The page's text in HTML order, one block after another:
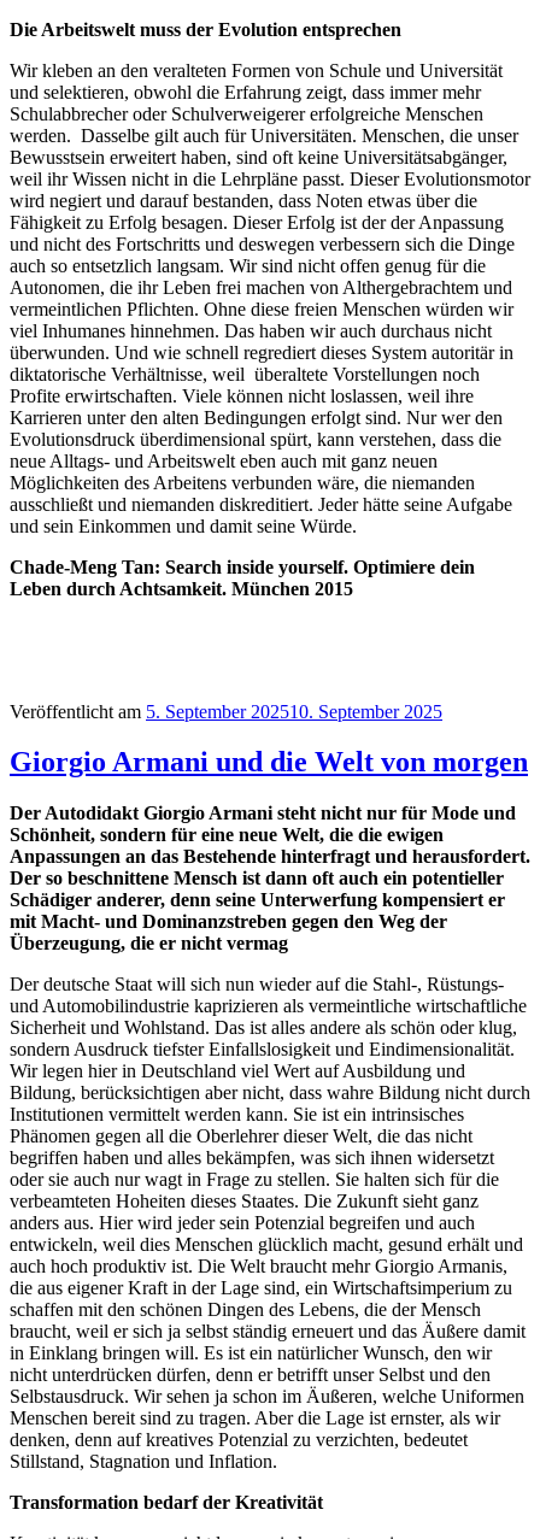
Die Arbeitswelt muss der Evolution entsprechen
Wir kleben an den veralteten Formen von Schule und Universität
und selektieren, obwohl die Erfahrung zeigt, dass immer mehr
Schulabbrecher oder Schulverweigerer erfolgreiche Menschen
werden. Dasselbe gilt auch für Universitäten. Menschen, die unser
Bewusstsein erweitert haben, sind oft keine Universitätsabgänger,
weil ihr Wissen nicht in die Lehrpläne passt. Dieser Evolutionsmotor
wird negiert und darauf bestanden, dass Noten etwas über die
Fähigkeit zu Erfolg besagen. Dieser Erfolg ist der der Anpassung
und nicht des Fortschritts und deswegen verbessern sich die Dinge
auch so entsetzlich langsam. Wir sind nicht offen genug für die
Autonomen, die ihr Leben frei machen von Althergebrachtem und
vermeintlichen Pflichten. Ohne diese freien Menschen würden wir
viel Inhumanes hinnehmen. Das haben wir auch durchaus nicht
überwunden. Und wie schnell regrediert dieses System autoritär in
diktatorische Verhältnisse, weil überaltete Vorstellungen noch
Profite erwirtschaften. Viele können nicht loslassen, weil ihre
Karrieren unter den alten Bedingungen erfolgt sind. Nur wer den
Evolutionsdruck überdimensional spürt, kann verstehen, dass die
neue Alltags- und Arbeitswelt eben auch mit ganz neuen
Möglichkeiten des Arbeitens verbunden wäre, die niemanden
ausschließt und niemanden diskreditiert. Jeder hätte seine Aufgabe
und sein Einkommen und damit seine Würde.
Chade-Meng Tan: Search inside yourself. Optimiere dein
Leben durch Achtsamkeit. München 2015
Veröffentlicht am 5. September 202510. September 2025
Giorgio Armani und die Welt von morgen
Der Autodidakt Giorgio Armani steht nicht nur für Mode und
Schönheit, sondern für eine neue Welt, die die ewigen
Anpassungen an das Bestehende hinterfragt und herausfordert.
Der so beschnittene Mensch ist dann oft auch ein potentieller
Schädiger anderer, denn seine Unterwerfung kompensiert er
mit Macht- und Dominanzstreben gegen den Weg der
Überzeugung, die er nicht vermag
Der deutsche Staat will sich nun wieder auf die Stahl-, Rüstungs-
und Automobilindustrie kaprizieren als vermeintliche wirtschaftliche
Sicherheit und Wohlstand. Das ist alles andere als schön oder klug,
sondern Ausdruck tiefster Einfallslosigkeit und Eindimensionalität.
Wir legen hier in Deutschland viel Wert auf Ausbildung und
Bildung, berücksichtigen aber nicht, dass wahre Bildung nicht durch
Institutionen vermittelt werden kann. Sie ist ein intrinsisches
Phänomen gegen all die Oberlehrer dieser Welt, die das nicht
begriffen haben und alles bekämpfen, was sich ihnen widersetzt
oder sie auch nur wagt in Frage zu stellen. Sie halten sich für die
verbeamteten Hoheiten dieses Staates. Die Zukunft sieht ganz
anders aus. Hier wird jeder sein Potenzial begreifen und auch
entwickeln, weil dies Menschen glücklich macht, gesund erhält und
auch hoch produktiv ist. Die Welt braucht mehr Giorgio Armanis,
die aus eigener Kraft in der Lage sind, ein Wirtschaftsimperium zu
schaffen mit den schönen Dingen des Lebens, die der Mensch
braucht, weil er sich ja selbst ständig erneuert und das Äußere damit
in Einklang bringen will. Es ist ein natürlicher Wunsch, den wir
nicht unterdrücken dürfen, denn er betrifft unser Selbst und den
Selbstausdruck. Wir sehen ja schon im Äußeren, welche Uniformen
Menschen bereit sind zu tragen. Aber die Lage ist ernster, als wir
denken, denn auf kreatives Potenzial zu verzichten, bedeutet
Stillstand, Stagnation und Inflation.
Transformation bedarf der Kreativität